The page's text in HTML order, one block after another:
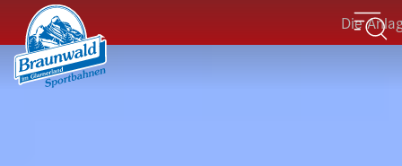
Die Anlagen der